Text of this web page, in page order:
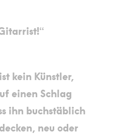
kein Künstler,
einen Schlag
ihn buchstäblich
neu oder